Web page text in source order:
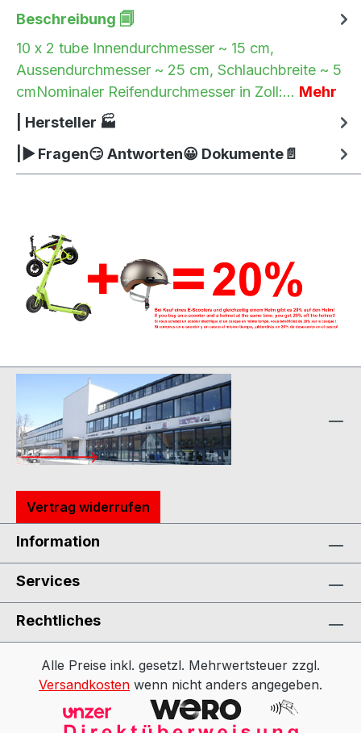
Beschreibung 🗐
10 x 2 tube Innendurchmesser ~ 15 cm,
Aussendurchmesser ~ 25 cm, Schlauchbreite ~ 5
cmNominaler Reifendurchmesser in Zoll:… Mehr
| Hersteller 🏭
|▶ Fragen😏 Antworten😀 Dokumente📄
Vertrag widerrufen
Information
Services
Rechtliches
Alle Preise inkl. gesetzl. Mehrwertsteuer zzgl.
Versandkosten wenn nicht anders angegeben.